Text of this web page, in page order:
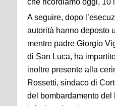
che ricordiamo oggi, 10
A seguire, dopo
autorità hanno deposto
mentre padre Giorgio
di San Luca, ha
inoltre presente alla
Rossetti, sindaco di
del bombardamento del